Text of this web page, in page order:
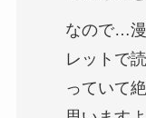
なので…
レットで
っていて